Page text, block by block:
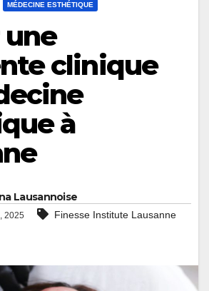
MÉDECINE ESTHÉTIQUE
une
clinique
à
Lausannoise
2025 Finesse Institute Lausanne